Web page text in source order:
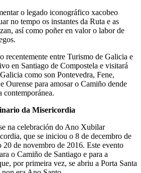
o legado iconográfico xacobeo
no tempo os instantes da Ruta e as
así como poñer en valor o labor de
recentemente entre Turismo de Galicia e
en Santiago de Compostela e visitará
como son Pontevedra, Fene,
Ourense para amosar o Camiño dende
contemporánea.
da Misericordia
na celebración do Ano Xubilar
que se iniciou o 8 de decembro de
20 de novembro de 2016. Este evento
o Camiño de Santiago e para a
por primeira vez, se abriu a Porta Santa